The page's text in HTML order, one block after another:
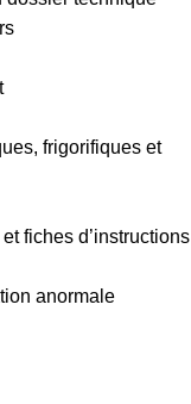
frigorifiques et
fiches d’instructions
anormale